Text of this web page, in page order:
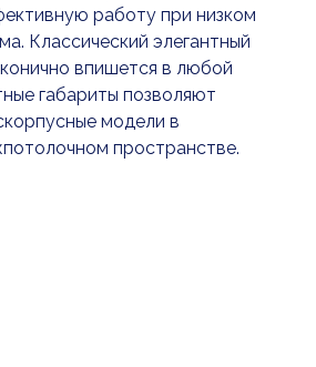
работу при низком
Классический элегантный
впишется в любой
габариты позволяют
модели в
пространстве.